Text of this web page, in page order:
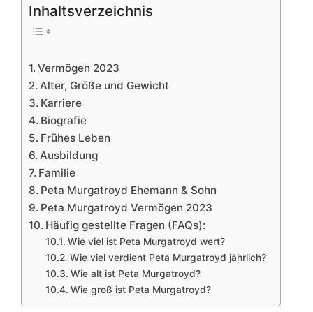
Inhaltsverzeichnis
Vermögen 2023
Alter, Größe und Gewicht
Karriere
Biografie
Frühes Leben
Ausbildung
Familie
Peta Murgatroyd Ehemann & Sohn
Peta Murgatroyd Vermögen 2023
Häufig gestellte Fragen (FAQs):
Wie viel ist Peta Murgatroyd wert?
Wie viel verdient Peta Murgatroyd jährlich?
Wie alt ist Peta Murgatroyd?
Wie groß ist Peta Murgatroyd?